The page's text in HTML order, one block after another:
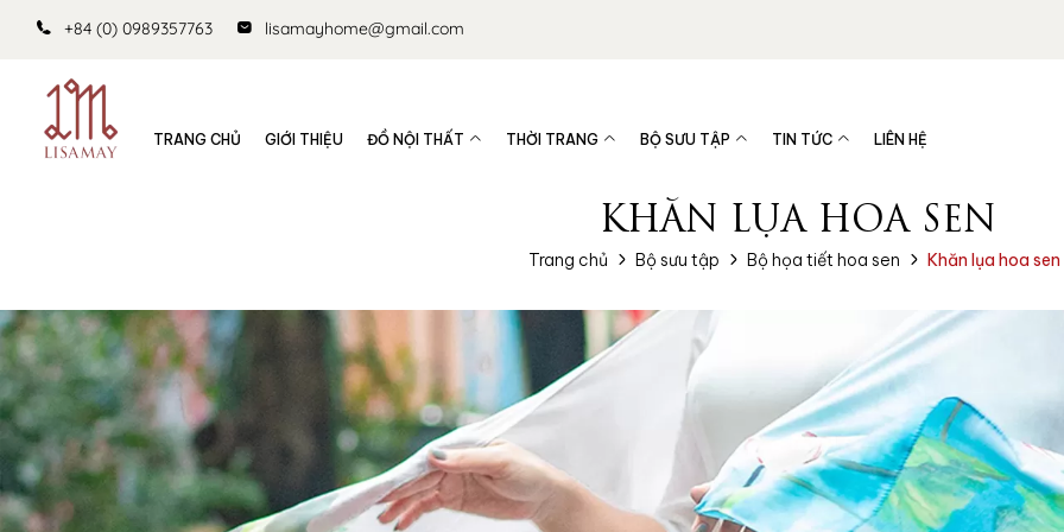
+84 (0) 0989357763 lisamayhome@gmail.com
TRANG CHỦ GIỚI THIỆU ĐỒ NỘI THẤT THỜI TRANG BỘ SƯU TẬP TIN TỨC LIÊN HỆ
KHĂN LỤA HOA SEN
Trang chủ Bộ sưu tập Bộ họa tiết hoa sen Khăn lụa hoa sen